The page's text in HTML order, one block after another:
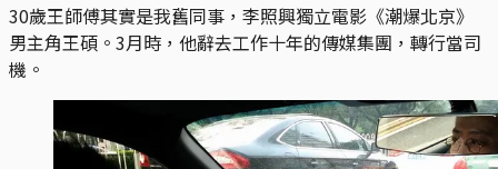
30歲王師傅其實是我舊同事，李照興獨立電影《潮爆北京》
男主角王碩。3月時，他辭去工作十年的傳媒集團，轉行當司
機。